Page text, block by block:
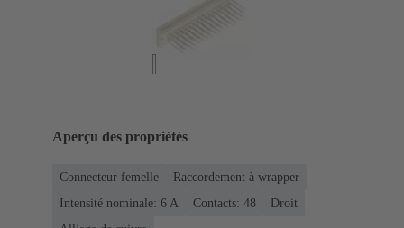
Aperçu des propriétés
Connecteur femelle
Raccordement à wrapper
Intensité nominale: ‌6 A
Contacts: 48
Droit